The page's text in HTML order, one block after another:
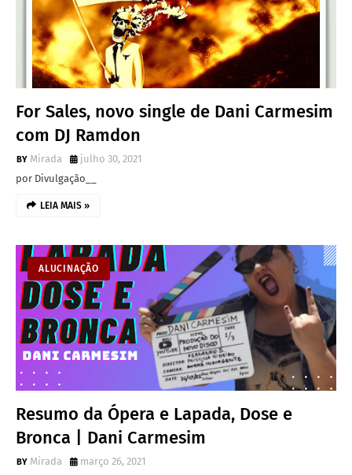
For Sales, novo single de Dani Carmesim
com DJ Ramdon
Mirada
julho 30, 2021
por Divulgação__
LEIA MAIS »
ALUCINAÇÃO
Resumo da Ópera e Lapada, Dose e
Bronca | Dani Carmesim
Mirada março 26, 2021